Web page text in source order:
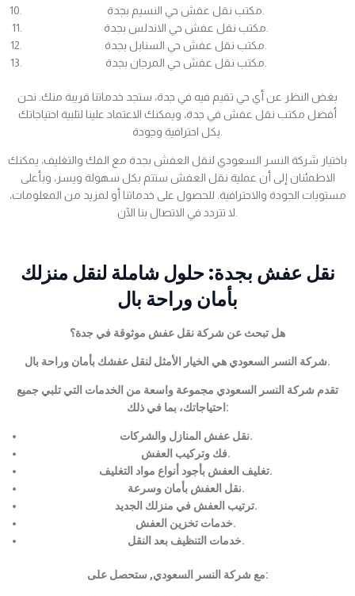
بغض النظر عن أي حي تقيم فيه في جدة، ستجد خدماتنا قريبة منك. نحن
أفضل مكتب نقل عفش في جدة، ويمكنك الاعتماد علينا لتلبية احتياجاتك
باختيار شركة النسر السعودي لنقل العفش بجدة مع الفك والتغليف، يمكنك
الاطمئنان إلى أن عملية نقل العفش ستتم بكل سهولة ويسر، وبأعلى
مستويات الجودة والاحترافية. للحصول على خدماتنا أو لمزيد من المعلومات،
نقل عفش بجدة: حلول شاملة لنقل منزلك
بأمان وراحة بال
هل تبحث عن شركة نقل عفش موثوقة في جدة؟
شركة النسر السعودي هي الخيار الأمثل لنقل عفشك بأمان وراحة بال.
تقدم شركة النسر السعودي مجموعة واسعة من الخدمات التي تلبي جميع
احتياجاتك، بما في ذلك:
نقل عفش المنازل والشركات.
فك وتركيب العفش.
تغليف العفش بأجود أنواع مواد التغليف.
نقل العفش بأمان وسرعة.
ترتيب العفش في منزلك الجديد.
خدمات تخزين العفش.
خدمات التنظيف بعد النقل.
مع شركة النسر السعودي, ستحصل على: